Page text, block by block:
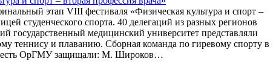
этап VIII фестиваля «Физическая культура и спорт –
студенческого спорта. 40 делегаций из разных регионов
государственный медицинский университет представляли
теннису и плаванию. Сборная команда по гиревому спорту в
Честь ОрГМУ защищали: М. Широков…